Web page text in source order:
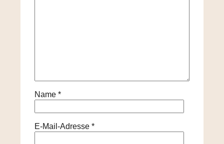
Name*
E-Mail-Adresse*